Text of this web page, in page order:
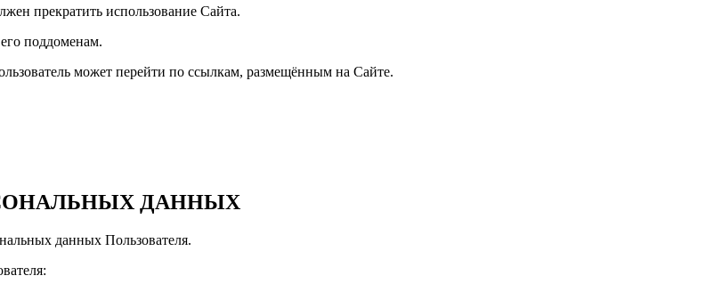
прекратить использование Сайта.
поддоменам.
может перейти по ссылкам, размещённым на Сайте.
ДАННЫХ
данных Пользователя.